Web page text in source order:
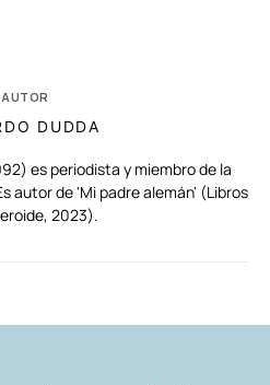
AUTOR
DUDDA
es periodista y miembro de la
autor de 'Mi padre alemán' (Libros
2023).